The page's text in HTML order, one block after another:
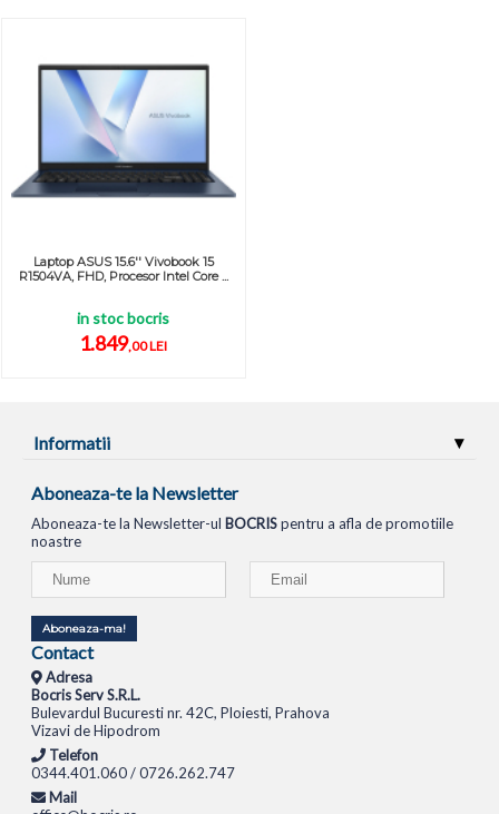
Laptop ASUS 15.6'' Vivobook 15
R1504VA, FHD, Procesor Intel Core ...
in stoc bocris
1.849,00 LEI
Informatii
Aboneaza-te la Newsletter
Aboneaza-te la Newsletter-ul BOCRISpentru a afla de promotiile
noastre
Aboneaza-ma!
Contact
Adresa
Bocris Serv S.R.L.
Bulevardul Bucuresti nr. 42C, Ploiesti, Prahova
Vizavi de Hipodrom
Telefon
0344.401.060 / 0726.262.747
Mail